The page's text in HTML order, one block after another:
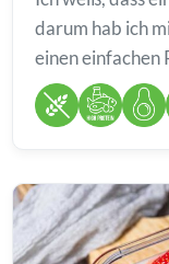
darum hab ich
einen einfachen